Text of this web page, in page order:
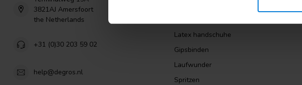
3821AJ Amersfoort
the Netherlands
+31 (0)30 203 59 02
help@degros.nl
Latex handschuhe
Gipsbinden
Laufwunder
Spritzen